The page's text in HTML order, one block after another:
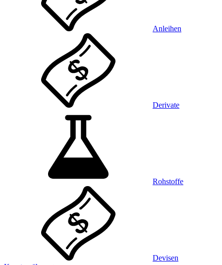
Anleihen
Derivate
Rohstoffe
Devisen